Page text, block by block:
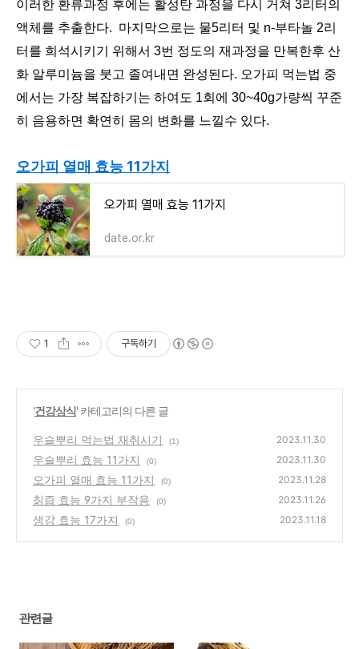
이러한 환류과정 후에는 활성탄 과정을 다시 거쳐 3리터의
액체를 추출한다. 마지막으로는 물5리터 및 n-부타놀 2리
터를 희석시키기 위해서 3번 정도의 재과정을 만복한후 산
화 알루미늄을 붓고 졸여내면 완성된다. 오가피 먹는법 중
에서는 가장 복잡하기는 하여도 1회에 30~40g가량씩 꾸준
히 음용하면 확연히 몸의 변화를 느낄수 있다.
오가피 열매 효능 11가지
오가피 열매 효능 11가지
date.or.kr
1 구독하기
'건강상식' 카테고리의 다른 글
우슬뿌리 먹는법 채취시기 (1) 2023.11.30
우슬뿌리 효능 11가지 (0) 2023.11.30
오가피 열매 효능 11가지 (0) 2023.11.28
칡즙 효능 9가지 부작용 (0) 2023.11.26
생강 효능 17가지 (0) 2023.11.18
관련글